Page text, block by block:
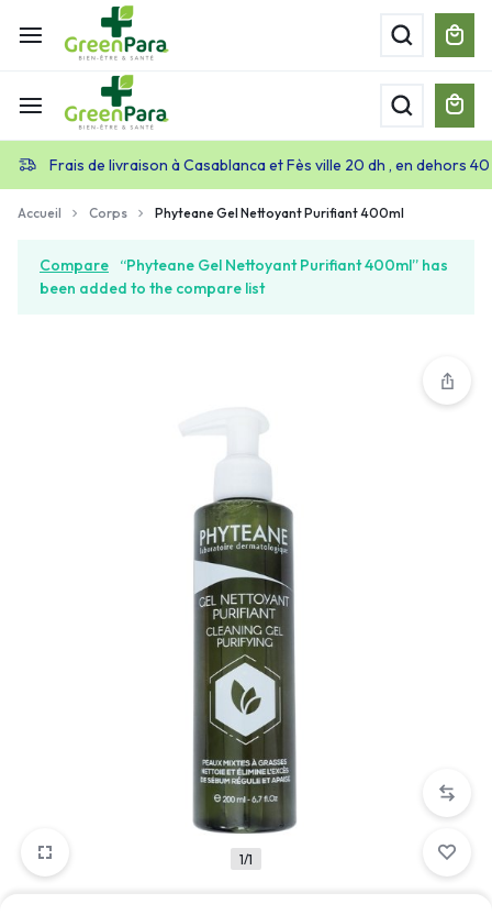
Frais de livraison à Casablanca et Fès ville 20 dh , en dehors
Accueil Corps Phyteane Gel Nettoyant Purifiant 400ml
Compare
“Phyteane Gel Nettoyant Purifiant 400ml” has
been added to the compare list
1/1